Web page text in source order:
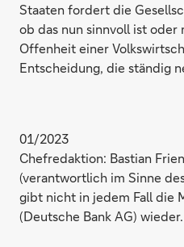
Staaten fordert die
ob das nun sinnvoll ist oder
Offenheit einer
Entscheidung, die ständig
01/2023
Chefredaktion: Bastian
(verantwortlich im Sinne
gibt nicht in jedem Fall die
(Deutsche Bank AG) wieder.